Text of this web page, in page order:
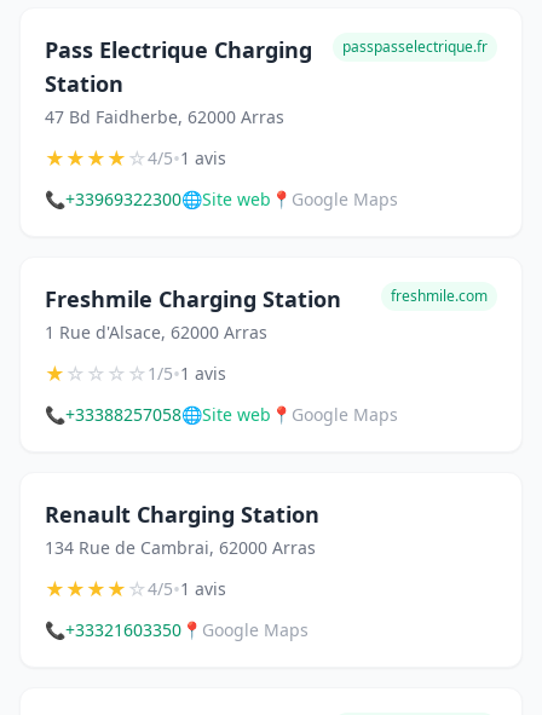
Pass Electrique Charging
Station
47 Bd Faidherbe, 62000 Arras
passpasselectrique.fr
★★★★☆4/5•1 avis
📞+33969322300🌐Site web 📍 Google Maps
Freshmile Charging Station
1 Rue d'Alsace, 62000 Arras
freshmile.com
★☆☆☆☆1/5•1 avis
📞+33388257058🌐Site web 📍 Google Maps
Renault Charging Station
134 Rue de Cambrai, 62000 Arras
★★★★☆4/5•1 avis
📞+33321603350 📍 Google Maps